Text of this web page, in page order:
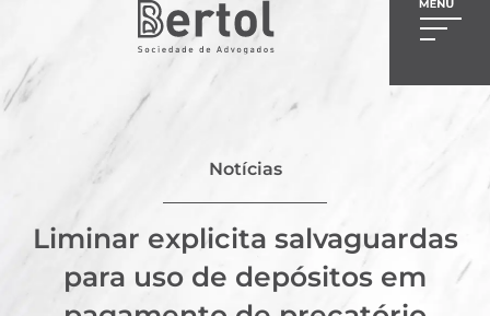
Notícias
Liminar explicita salvaguardas
para uso de depósitos em